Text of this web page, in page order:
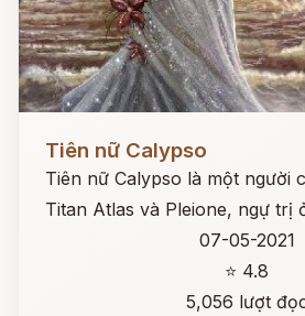
Tiên nữ Calypso
Tiên nữ Calypso là một người
Titan Atlas và Pleione, ngự trị
07-05-2021
⭐ 4.8
5,056 lượt